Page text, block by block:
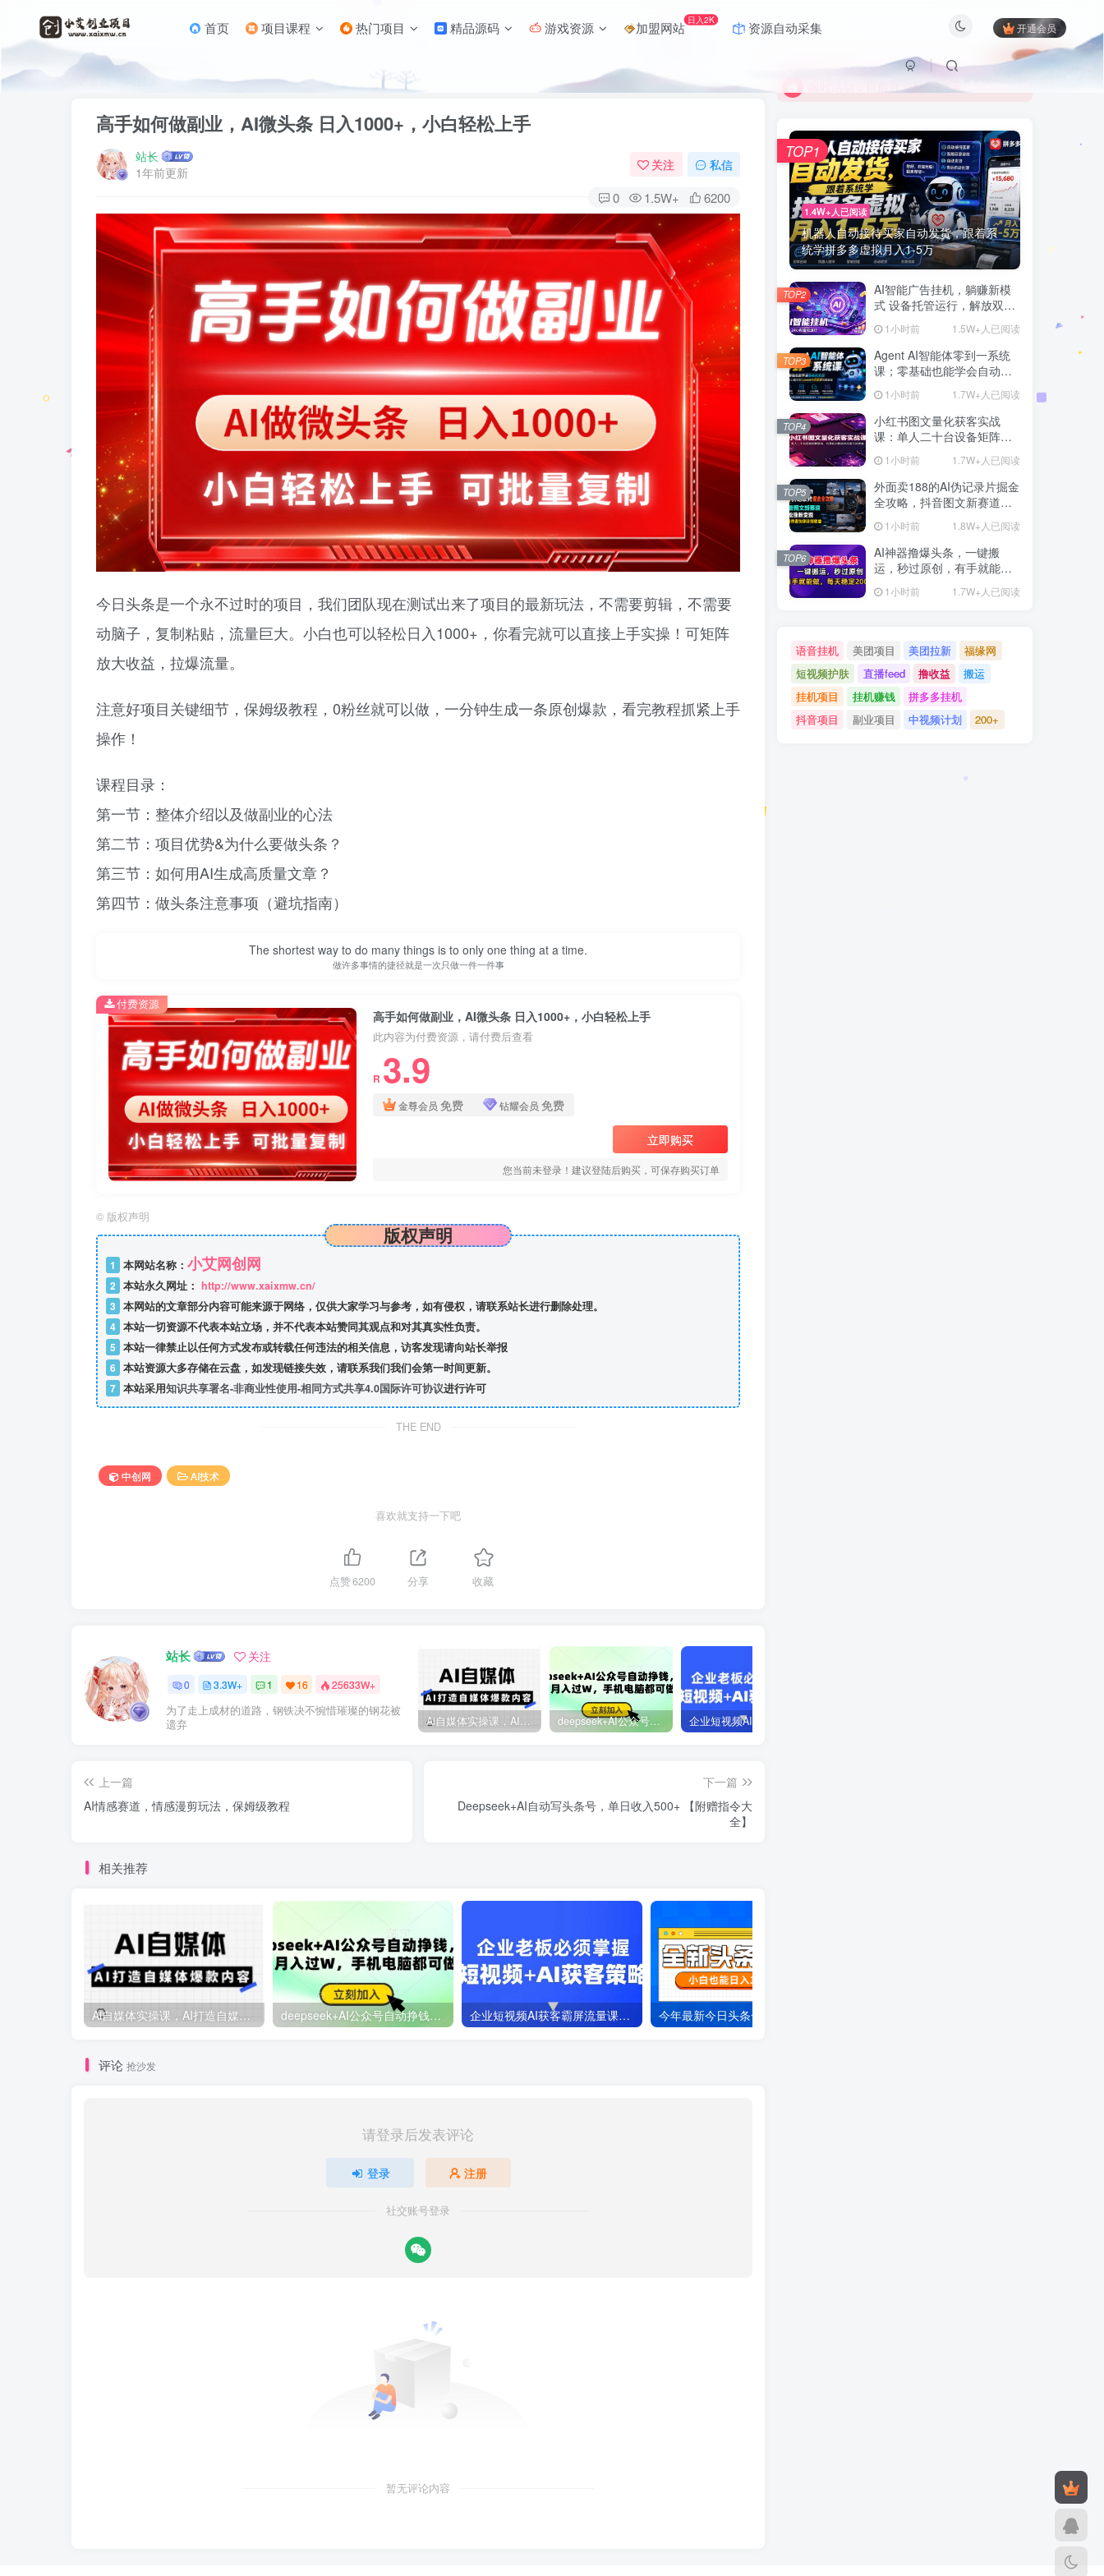
首页 项目课程 热门项目 精品源码 游戏资源 加盟网站 日入2K 资源自动采集 开通会员
首页 正文
高手如何做副业，AI微头条 日入1000+，小白轻松上手
站长
1年前更新
关注 私信
0 1.5W+ 6200
今日头条是一个永不过时的项目，我们团队现在测试出来了项目的最新玩法，不需要剪辑，不需要
动脑子，复制粘贴，流量巨大。小白也可以轻松日入1000+，你看完就可以直接上手实操！可矩阵
放大收益，拉爆流量。
注意好项目关键细节，保姆级教程，0粉丝就可以做，一分钟生成一条原创爆款，看完教程抓紧上手
操作！
课程目录：
第一节：整体介绍以及做副业的心法
第二节：项目优势&为什么要做头条？
第三节：如何用AI生成高质量文章？
第四节：做头条注意事项（避坑指南）
The shortest way to do many things is to only one thing at a time.
做许多事情的捷径就是一次只做一件一件事
高手如何做副业，AI微头条 日入1000+，小白轻松上手
此内容为付费资源，请付费后查看
R 3.9
金尊会员 免费 钻耀会员 免费
立即购买
您当前未登录！建议登陆后购买，可保存购买订单
付费资源
© 版权声明
版权声明
1 本网站名称： 小艾网创网
2 本站永久网址： http://www.xaixmw.cn/
3 本网站的文章部分内容可能来源于网络，仅供大家学习与参考，如有侵权，请联系站长进行删除处理。
4 本站一切资源不代表本站立场，并不代表本站赞同其观点和对其真实性负责。
5 本站一律禁止以任何方式发布或转载任何违法的相关信息，访客发现请向站长举报
6 本站资源大多存储在云盘，如发现链接失效，请联系我们我们会第一时间更新。
7 本站采用知识共享署名-非商业性使用-相同方式共享4.0国际许可协议进行许可
THE END
中创网 AI技术
喜欢就支持一下吧
点赞6200 分享 收藏
站长 关注
0 3.3W+ 1 16 25633W+
为了走上成材的道路，钢铁决不惋惜璀璨的钢花被
遗弃
Ai自媒体实操课，AI打造自媒体爆款内容 deepseek+AI公众号自动挣钱，轻松月入过W，手机电脑都可做
上一篇
AI情感赛道，情感漫剪玩法，保姆级教程
下一篇
Deepseek+AI自动写头条号，单日收入500+ 【附赠指令大
全】
相关推荐
Ai自媒体实操课，AI打造自媒体爆款内容 deepseek+AI公众号自动挣钱，轻松月入过W，手机电脑都可做 企业短视频AI获客霸屏流量课，6步短视频+AI突围法，3大霸屏抢客策略
评论 抢沙发
请登录后发表评论
登录 注册
社交账号登录
暂无评论内容
限时活动；目前月卡只需6.8元
有问题联系及时联系站长
限时活动；目前月卡只需6.8元
1.4W+人已阅读
机器人自动接待买家自动发货，跟着系
统学拼多多虚拟月入1-5万
TOP1
AI智能广告挂机，躺赚新模
式 设备托管运行，解放双手
1小时前 1.5W+人已阅读
TOP2
Agent AI智能体零到一系统
课；零基础也能学会自动化
实战，从核心概念到Coze工
作流搭建完整覆盖
1小时前 1.7W+人已阅读
TOP3
小红书图文量化获客实战
课：单人二十台设备矩阵搭
建，标准化流程高效批量引
流获客
1小时前 1.7W+人已阅读
TOP4
外面卖188的AI伪记录片掘金
全攻略，抖音图文新赛道，
轻松涨粉变现，拿创作者伙
伴计划收益【文档】
1小时前 1.8W+人已阅读
TOP5
AI神器撸爆头条，一键搬
运，秒过原创，有手就能
做，每天稳定200+【揭秘】
1小时前 1.7W+人已阅读
TOP6
语音挂机 美团项目 美团拉新
福缘网
短视频护肤
直播feed 撸收益
搬运
挂机项目
挂机赚钱
拼多多挂机
抖音项目
副业项目 中视频计划 200+